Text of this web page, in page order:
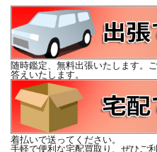
随時鑑定、無料出張いたします。
答えいたします。
着払いで送ってください。
手軽で便利な宅配買取り、ぜひご利